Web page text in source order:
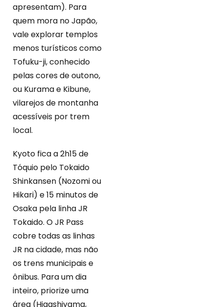
apresentam). Para
quem mora no Japão,
vale explorar templos
menos turísticos como
Tofuku-ji, conhecido
pelas cores de outono,
ou Kurama e Kibune,
vilarejos de montanha
acessíveis por trem
local.
Kyoto fica a 2h15 de
Tóquio pelo Tokaido
Shinkansen (Nozomi ou
Hikari) e 15 minutos de
Osaka pela linha JR
Tokaido. O JR Pass
cobre todas as linhas
JR na cidade, mas não
os trens municipais e
ônibus. Para um dia
inteiro, priorize uma
área (Higashiyama,